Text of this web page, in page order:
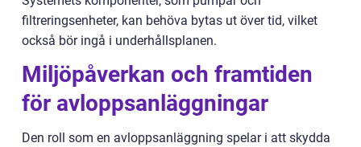
filtreringsenheter, kan behöva bytas ut över tid, vilket
också bör ingå i underhållsplanen.
Miljöpåverkan och framtiden
för avloppsanläggningar
Den roll som en avloppsanläggning spelar i att skydda